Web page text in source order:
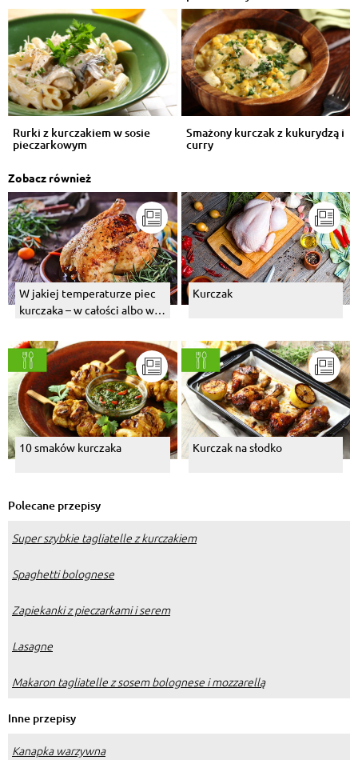
Rurki z kurczakiem w sosie
pieczarkowym
Smażony kurczak z kukurydzą i
curry
Zobacz również
W jakiej temperaturze piec
kurczaka – w całości albo w
Kurczak
10 smaków kurczaka Kurczak na słodko
Polecane przepisy
Super szybkie tagliatelle z kurczakiem
Spaghetti bolognese
Zapiekanki z pieczarkami i serem
Lasagne
Makaron tagliatelle z sosem bolognese i mozzarellą
Inne przepisy
Kanapka warzywna